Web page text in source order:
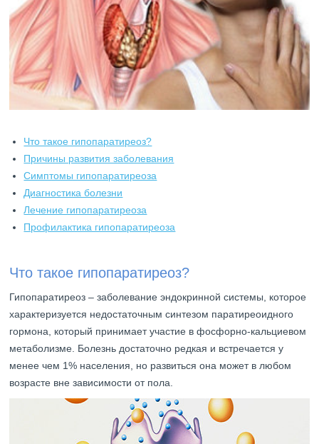
Что такое гипопаратиреоз?
Причины развития заболевания
Симптомы гипопаратиреоза
Диагностика болезни
Лечение гипопаратиреоза
Профилактика гипопаратиреоза
Что такое гипопаратиреоз?
Гипопаратиреоз – заболевание эндокринной системы, которое
характеризуется недостаточным синтезом паратиреоидного
гормона, который принимает участие в фосфорно-кальциевом
метаболизме. Болезнь достаточно редкая и встречается у
менее чем 1% населения, но развиться она может в любом
возрасте вне зависимости от пола.